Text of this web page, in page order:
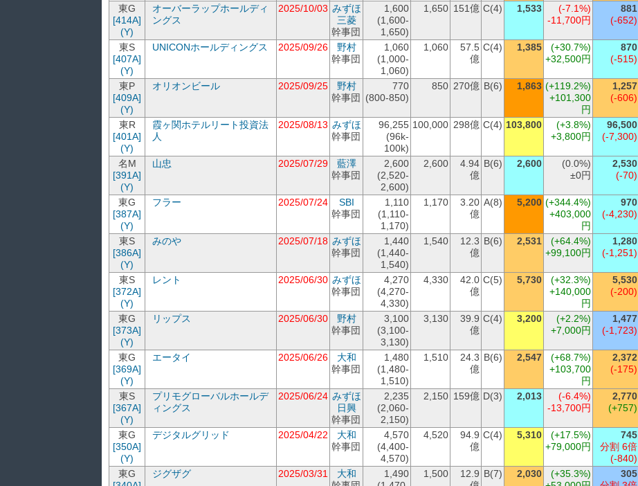
東G
[414A]
(Y)
オーバーラップホールディ
ングス
2025/10/03 みずほ
三菱
幹事団
1,600
(1,600-
1,650)
1,650 151億 C(4) 1,533
(-7.1%)
-11,700円
881
(-652)
東S
[407A]
(Y)
UNICONホールディングス 2025/09/26
野村
幹事団
1,060
(1,000-
1,060)
1,060
57.5
億
C(4) 1,385
(+30.7%)
+32,500円
870
(-515)
東P
[409A]
(Y)
オリオンビール 2025/09/25
野村
幹事団
770
(800-850)
850 270億 B(6) 1,863 (+119.2%)
+101,300
円
1,257
(-606)
東R
[401A]
(Y)
霞ヶ関ホテルリート投資法
人
2025/08/13 みずほ
幹事団
96,255
(96k-
100k)
100,000 298億 C(4) 103,800
(+3.8%)
+3,800円
96,500
(-7,300)
名M
[391A]
(Y)
山忠 2025/07/29
藍澤
幹事団
2,600
(2,520-
2,600)
2,600
4.94
億
B(6) 2,600
(0.0%)
±0円
2,530
(-70)
東G
[387A]
(Y)
フラー 2025/07/24
SBI
幹事団
1,110
(1,110-
1,170)
1,170
3.20
億
A(8) 5,200 (+344.4%)
+403,000
円
970
(-4,230)
東S
[386A]
(Y)
みのや 2025/07/18 みずほ
幹事団
1,440
(1,440-
1,540)
1,540
12.3
億
B(6) 2,531
(+64.4%)
+99,100円
1,280
(-1,251)
東S
[372A]
(Y)
レント 2025/06/30 みずほ
幹事団
4,270
(4,270-
4,330)
4,330
42.0
億
C(5) 5,730
(+32.3%)
+140,000
円
5,530
(-200)
東G
[373A]
(Y)
リップス 2025/06/30
野村
幹事団
3,100
(3,100-
3,130)
3,130
39.9
億
C(4) 3,200
(+2.2%)
+7,000円
1,477
(-1,723)
東G
[369A]
(Y)
エータイ 2025/06/26
大和
幹事団
1,480
(1,480-
1,510)
1,510
24.3
億
B(6) 2,547
(+68.7%)
+103,700
円
2,372
(-175)
東S
[367A]
(Y)
プリモグローバルホールデ
ィングス
2025/06/24 みずほ
日興
幹事団
2,235
(2,060-
2,150)
2,150 159億 D(3) 2,013
(-6.4%)
-13,700円
2,770
(+757)
東G
[350A]
(Y)
デジタルグリッド 2025/04/22
大和
幹事団
4,570
(4,400-
4,570)
4,520
94.9
億
C(4) 5,310
(+17.5%)
+79,000円
745
分割 6倍
(-840)
東G
ジグザグ 2025/03/31
大和
1,490
1,500
12.9 B(7) 2,030
(+35.3%)
305